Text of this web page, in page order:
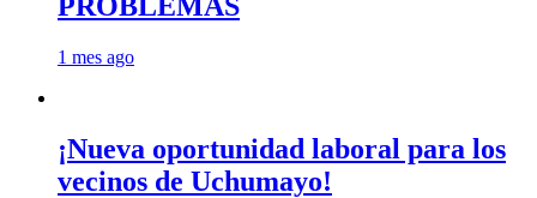
1 mes ago
¡Nueva oportunidad laboral para los
vecinos de Uchumayo!